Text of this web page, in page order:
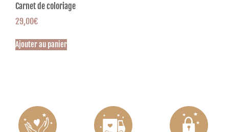
Carnet de coloriage
29,00€
Ajouter au panier